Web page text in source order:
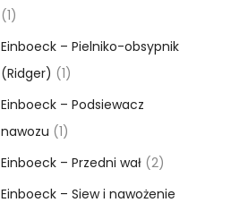
(1)
Einboeck – Pielniko-obsypnik
(Ridger) (1)
Einboeck – Podsiewacz
nawozu (1)
Einboeck – Przedni wał (2)
Einboeck – Siew i nawożenie